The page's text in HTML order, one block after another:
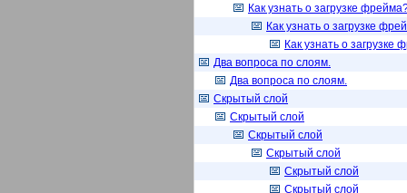
Как узнать о загрузке
Как узнать о загрузке
Как узнать о загрузке
Два вопроса по слоям.
Два вопроса по слоям.
Скрытый слой
Скрытый слой
Скрытый слой
Скрытый слой
Скрытый слой
Скрытый слой